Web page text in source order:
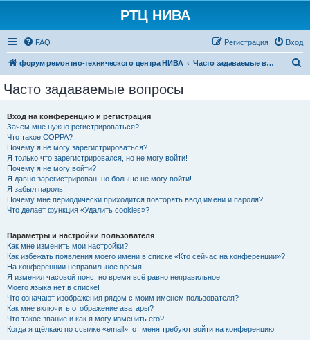
РТЦ НИВА
FAQ Вход
Регистрация
форум ремонтно-технического центра НИВА Часто задаваемые вопросы
Часто задаваемые вопросы
Вход на конференцию и регистрация
Зачем мне нужно регистрироваться?
Что такое COPPA?
Почему я не могу зарегистрироваться?
Я только что зарегистрировался, но не могу войти!
Почему я не могу войти?
Я давно зарегистрирован, но больше не могу войти!
Я забыл пароль!
Почему мне периодически приходится повторять ввод имени и пароля?
Что делает функция «Удалить cookies»?
Параметры и настройки пользователя
Как мне изменить мои настройки?
Как избежать появления моего имени в списке «Кто сейчас на конференции»?
На конференции неправильное время!
Я изменил часовой пояс, но время всё равно неправильное!
Моего языка нет в списке!
Что означают изображения рядом с моим именем пользователя?
Как мне включить отображение аватары?
Что такое звание и как я могу изменить его?
Когда я щёлкаю по ссылке «email», от меня требуют войти на конференцию!